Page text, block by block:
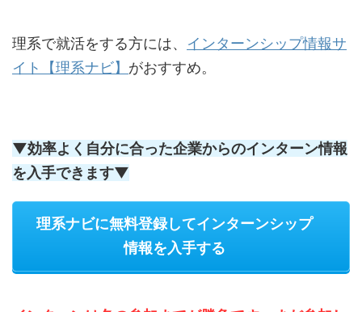
理系で就活をする方には、 インターンシップ情報サ
イト【理系ナビ】 がおすすめ。
▼効率よく自分に合った企業からのインターン情報
を入手できます▼
理系ナビに無料登録してインターンシップ
情報を入手する